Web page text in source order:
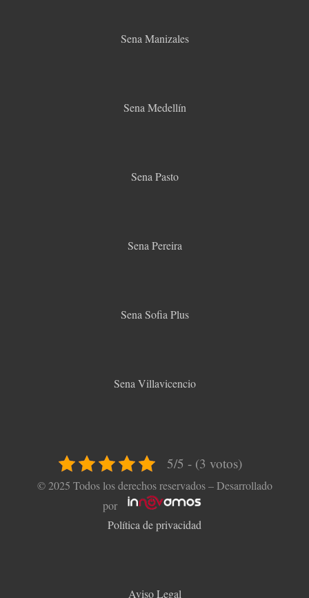
Sena Manizales
Sena Medellín
Sena Pasto
Sena Pereira
Sena Sofia Plus
Sena Villavicencio
5/5 - (3 votos)
© 2025 Todos los derechos reservados – Desarrollado
por
Política de privacidad
Aviso Legal